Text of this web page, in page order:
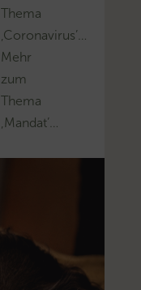
Thema
‚Coronavirus’…
Mehr
zum
Thema
‚Mandat’…